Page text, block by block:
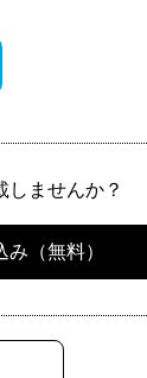
しませんか？
（無料）